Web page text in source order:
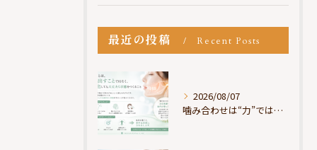
最近の投稿 Recent Posts
2026/08/07
噛み合わせは“力”ではなく“許可”である